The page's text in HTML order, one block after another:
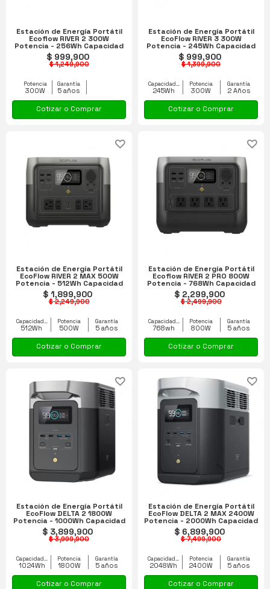
Estación de Energía Portátil
Ecoflow RIVER 2 300W
Potencia - 256Wh Capacidad
$ 999,900
$ 1,249,900
Potencia
300W
Garantía
5 años
Cotizar o Comprar
Estación de Energía Portátil
EcoFlow RIVER 3 300W
Potencia - 245Wh Capacidad
$ 999,900
$ 1,399,900
Capacidad equipo
245Wh
Potencia
300W
Garantía
2 Años
Cotizar o Comprar
Estación de Energía Portátil
EcoFlow RIVER 2 MAX 500W
Potencia - 512Wh Capacidad
$ 1,899,900
$ 2,249,900
Capacidad equipo
512Wh
Potencia
500W
Garantía
5 años
Cotizar o Comprar
Estación de Energía Portátil
Ecoflow RIVER 2 PRO 800W
Potencia - 768Wh Capacidad
$ 2,299,900
$ 2,499,900
Capacidad equipo
768wh
Potencia
800W
Garantía
5 años
Cotizar o Comprar
Estación de Energía Portátil
EcoFlow DELTA 2 1800W
Potencia - 1000Wh Capacidad
$ 3,899,900
$ 3,999,900
Capacidad equipo
1024Wh
Potencia
1800W
Garantía
5 años
Cotizar o Comprar
Estación de Energía Portátil
EcoFlow DELTA 2 MAX 2400W
Potencia - 2000Wh Capacidad
$ 6,899,900
$ 7,499,900
Capacidad equipo
2048Wh
Potencia
2400W
Garantía
5 años
Cotizar o Comprar